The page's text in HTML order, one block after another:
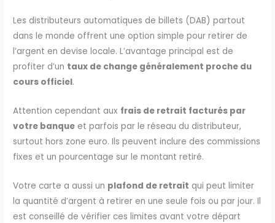
Les distributeurs automatiques de billets (DAB) partout
dans le monde offrent une option simple pour retirer de
l’argent en devise locale. L’avantage principal est de
profiter d’un taux de change généralement proche du
cours officiel.
Attention cependant aux frais de retrait facturés par
votre banque et parfois par le réseau du distributeur,
surtout hors zone euro. Ils peuvent inclure des commissions
fixes et un pourcentage sur le montant retiré.
Votre carte a aussi un plafond de retrait qui peut limiter
la quantité d’argent à retirer en une seule fois ou par jour. Il
est conseillé de vérifier ces limites avant votre départ